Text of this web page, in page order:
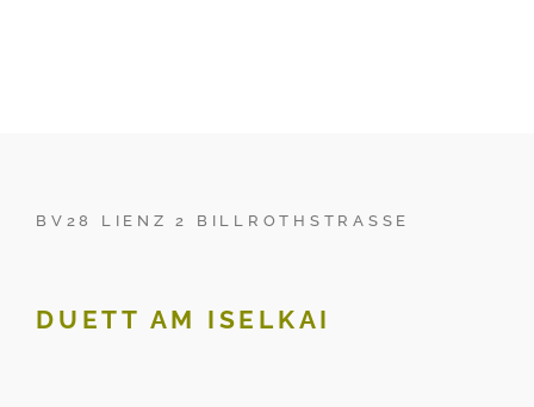
BV28 LIENZ 2 BILLROTHSTRASSE
DUETT AM ISELKAI